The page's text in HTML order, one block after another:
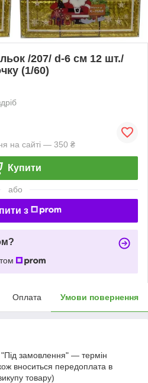
/207/ d-6 cм 12 шт./
(1/60)
на сайті — 350 ₴
Купити
або
з
Оплата Умови повернення
замовлення" — термін
вноситься передоплата в
товару)